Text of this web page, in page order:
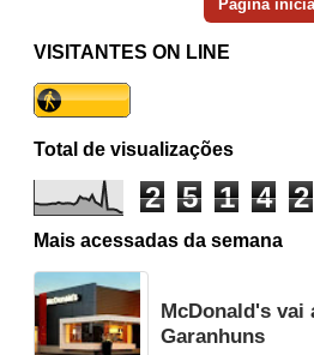
Página
VISITANTES ON LINE
Total de visualizações
2 5 1 4 2
Mais acessadas da semana
McDonald's vai
Garanhuns